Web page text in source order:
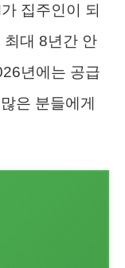
집주인이 되
최대 8년간 안
년에는 공급
은 분들에게